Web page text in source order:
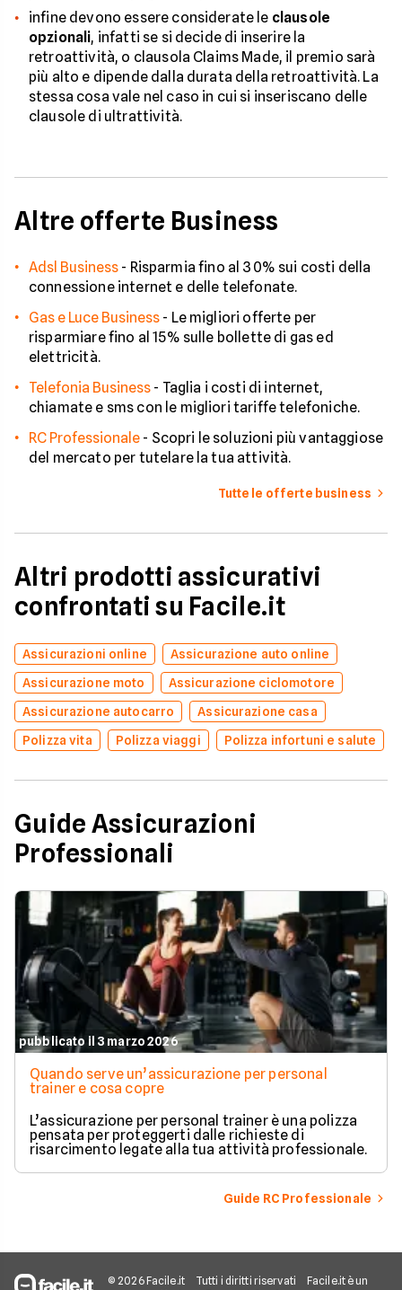
infine devono essere considerate le clausole
opzionali, infatti se si decide di inserire la
retroattività, o clausola Claims Made, il premio sarà
più alto e dipende dalla durata della retroattività. La
stessa cosa vale nel caso in cui si inseriscano delle
clausole di ultrattività.
Altre offerte Business
Adsl Business - Risparmia fino al 30% sui costi della
connessione internet e delle telefonate.
Gas e Luce Business - Le migliori offerte per
risparmiare fino al 15% sulle bollette di gas ed
elettricità.
Telefonia Business - Taglia i costi di internet,
chiamate e sms con le migliori tariffe telefoniche.
RC Professionale - Scopri le soluzioni più vantaggiose
del mercato per tutelare la tua attività.
Tutte le offerte business
Altri prodotti assicurativi
confrontati su Facile.it
Assicurazioni online
Assicurazione auto online
Assicurazione moto
Assicurazione ciclomotore
Assicurazione autocarro
Assicurazione casa
Polizza vita
Polizza viaggi Polizza infortuni e salute
Guide Assicurazioni
Professionali
pubblicato il 3 marzo 2026
Quando serve un’assicurazione per personal
trainer e cosa copre
L’assicurazione per personal trainer è una polizza
pensata per proteggerti dalle richieste di
risarcimento legate alla tua attività professionale.
Guide RC Professionale
© 2026 Facile.it Tutti i diritti riservati
Facile.it è un